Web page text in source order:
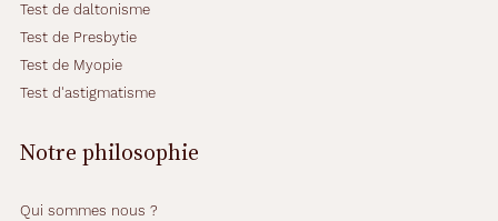
Test de daltonisme
Test de Presbytie
Test de Myopie
Test d'astigmatisme
Notre philosophie
Qui sommes nous ?